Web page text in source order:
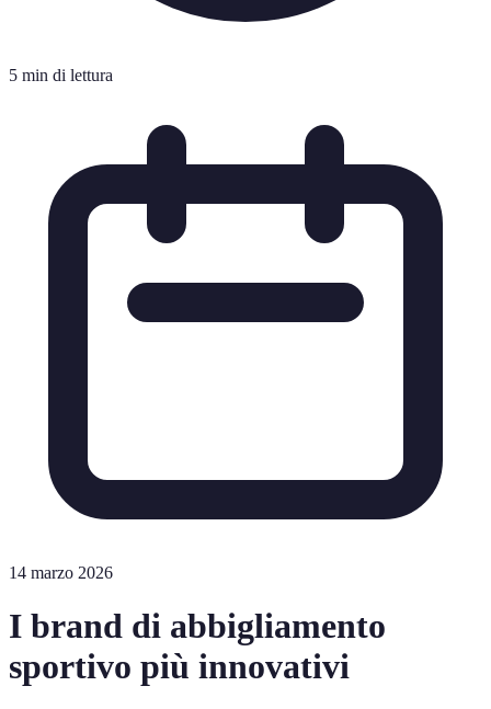
5 min di lettura
14 marzo 2026
I brand di abbigliamento
sportivo più innovativi